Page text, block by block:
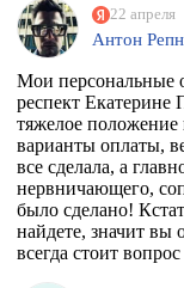
22 апреля
Антон
Мои персональные
респект Екатерине
тяжелое
варианты оплаты,
все сделала, а
нервничающего,
было сделано!
найдете, значит вы
всегда стоит